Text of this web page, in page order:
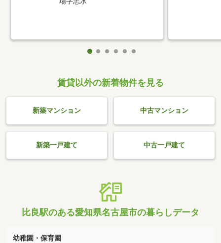
賃貸以外の新着物件を見る
新築マンション 中古マンション
新築一戸建て 中古一戸建て
比良駅のある愛知県名古屋市の暮らしデータ
幼稚園・保育園